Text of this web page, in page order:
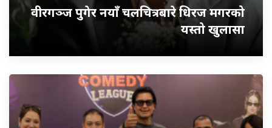
वीरगञ्ज पुगेर नयाँ चलचित्रबारे धिरज मगरको
यस्तो खुलासा